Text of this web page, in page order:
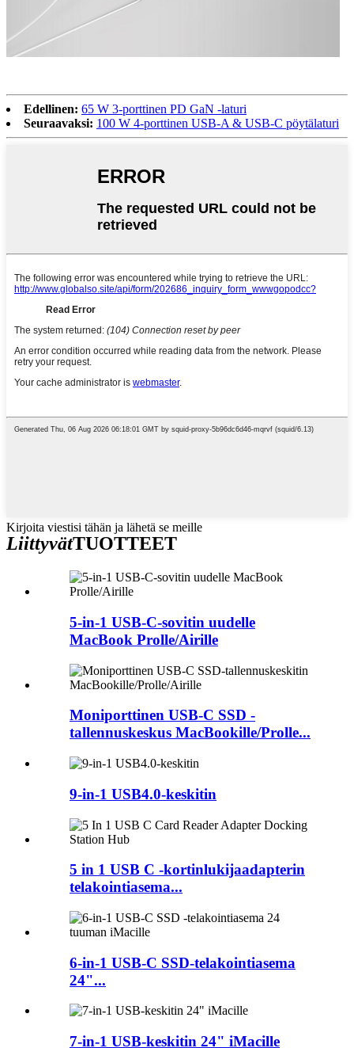
Edellinen: 65 W 3-porttinen PD GaN -laturi
Seuraavaksi: 100 W 4-porttinen USB-A & USB-C pöytälaturi
Kirjoita viestisi tähän ja lähetä se meille
LiittyvätTUOTTEET
5-in-1 USB-C-sovitin uudelle
MacBook Prolle/Airille
Moniporttinen USB-C SSD -
tallennuskeskus MacBookille/Prolle...
9-in-1 USB4.0-keskitin
5 in 1 USB C -kortinlukijaadapterin
telakointiasema...
6-in-1 USB-C SSD-telakointiasema
24"...
7-in-1 USB-keskitin 24" iMacille